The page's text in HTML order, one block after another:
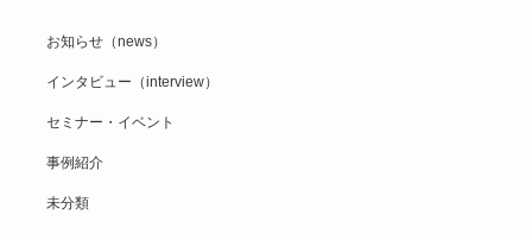
お知らせ（news）
インタビュー（interview）
セミナー・イベント
事例紹介
未分類